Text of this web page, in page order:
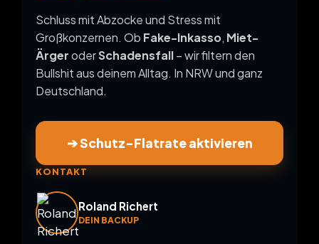
Schluss mit Abzocke und Stress mit
Großkonzernen. Ob Fake-Inkasso, Miet-
ÄrgeroderSchadensfall– wir filtern den
Bullshit aus deinem Alltag. In NRW und ganz
Deutschland.
➔ Schutz-Flatrate aktivieren
KONTAKT
Roland Richert
DEIN BACKUP